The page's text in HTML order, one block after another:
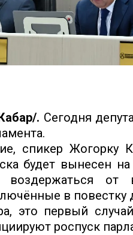
. Сегодня
спикер Жогорку
будет вынесен
воздержаться от
в повестку
это первый
роспуск